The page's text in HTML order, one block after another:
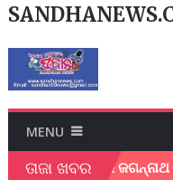
MENU
ତାଜା ଖବର
ଶେଖର ଜଗନ୍ନାଥ